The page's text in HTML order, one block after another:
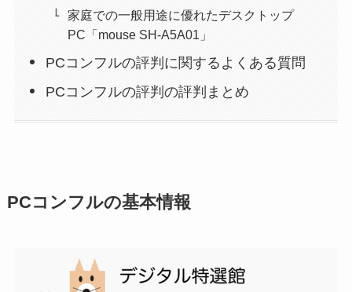
家庭での一般用途に優れたデスクトップ
PC「mouse SH-A5A01」
PCコンフルの評判に関するよくある質問
PCコンフルの評判の評判まとめ
PCコンフルの基本情報